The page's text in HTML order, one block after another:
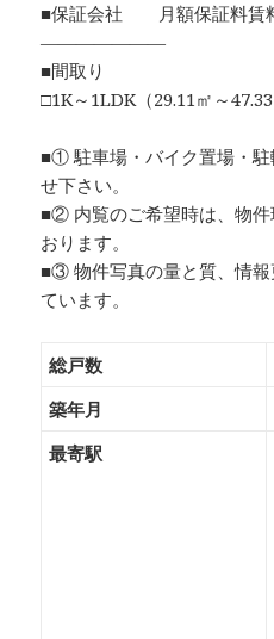
■保証会社 月額保証料賃
―――――――
■間取り
□1K～1LDK（29.11㎡～47.33
■① 駐車場・バイク置場・
せ下さい。
■② 内覧のご希望時は、物
おります。
■③ 物件写真の量と質、情
ています。
総戸数
築年月
最寄駅